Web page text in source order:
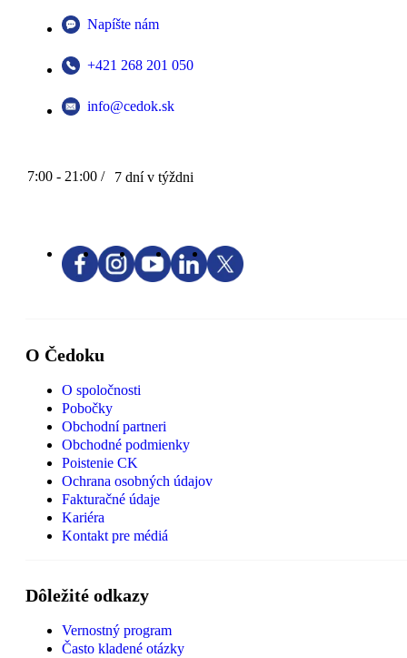
Napíšte nám
+421 268 201 050
info@cedok.sk
7:00 - 21:00 / 7 dní v týždni
O Čedoku
O spoločnosti
Pobočky
Obchodní partneri
Obchodné podmienky
Poistenie CK
Ochrana osobných údajov
Fakturačné údaje
Kariéra
Kontakt pre médiá
Dôležité odkazy
Vernostný program
Často kladené otázky